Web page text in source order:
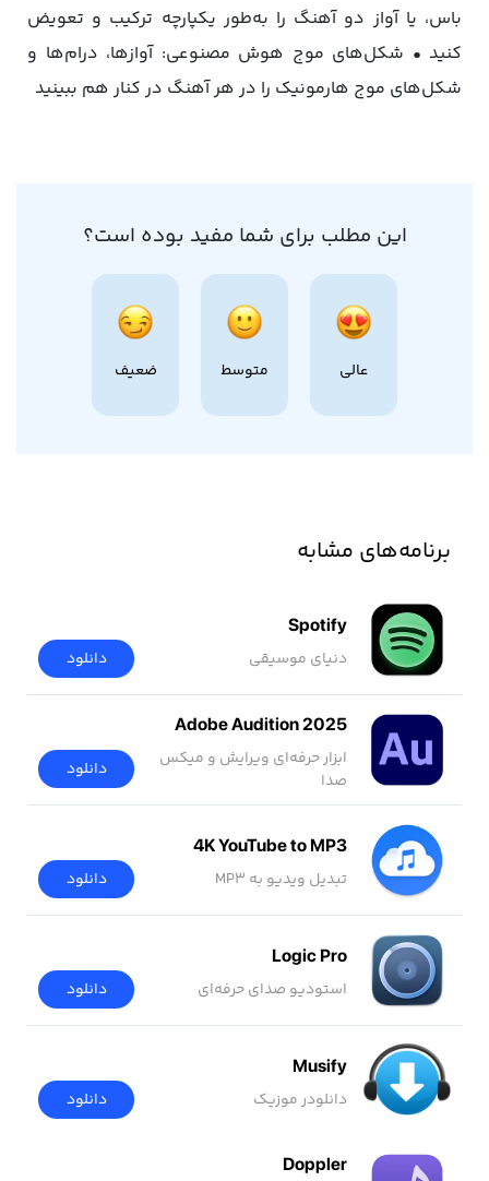
باس، یا آواز دو آهنگ را به‌طور یکپارچه ترکیب و تعویض
کنید • شکل‌های موج هوش مصنوعی: آوازها، درام‌ها و
شکل‌های موج هارمونیک را در هر آهنگ در کنار هم ببینید
این مطلب برای شما مفید بوده است؟
عالی متوسط ضعیف
برنامه‌های مشابه
Spotify
دنیای موسیقی دانلود
Adobe Audition 2025
ابزار حرفه‌ای ویرایش و میکس
صدا
دانلود
4K YouTube to MP3
تبدیل ویدیو به MP3 دانلود
Logic Pro
استودیو صدای حرفه‌ای دانلود
Musify
دانلودر موزیک دانلود
Doppler